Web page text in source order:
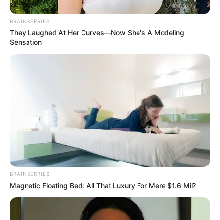
quinientos cuarenta y cinco gramos de clorhidrato de
cocaína; luego de ser realizada la prueba preliminar
homologada (PIPH) dieron positivas estas incautaciones.
BRAINBERRIES
They Laughed At Her Curves—Now She's A Modeling
Sensation
BRAINBERRIES
Magnetic Floating Bed: All That Luxury For Mere $1.6 Mil?